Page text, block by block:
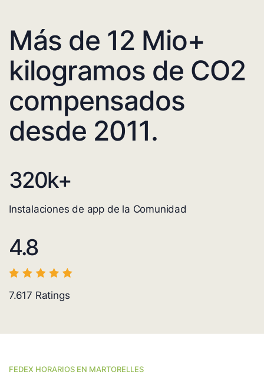
Más de 12 Mio+
kilogramos de CO2
compensados
desde 2011.
320k+
Instalaciones de app de la Comunidad
4.8
7.617 Ratings
FEDEX HORARIOS EN MARTORELLES